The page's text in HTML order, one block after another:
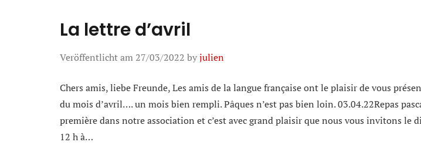
La lettre d’avril
Veröffentlicht am 27/03/2022 byjulien
Chers amis, liebe Freunde, Les amis de la langue française ont le plaisir de vous
du mois d’avril…. un mois bien rempli. Pâques n’est pas bien loin. 03.04.22Repas
première dans notre association et c’est avec grand plaisir que nous vous invitons le
12 h à…